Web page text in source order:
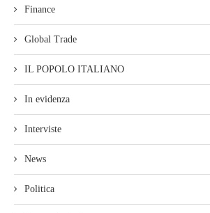
Finance
Global Trade
IL POPOLO ITALIANO
In evidenza
Interviste
News
Politica